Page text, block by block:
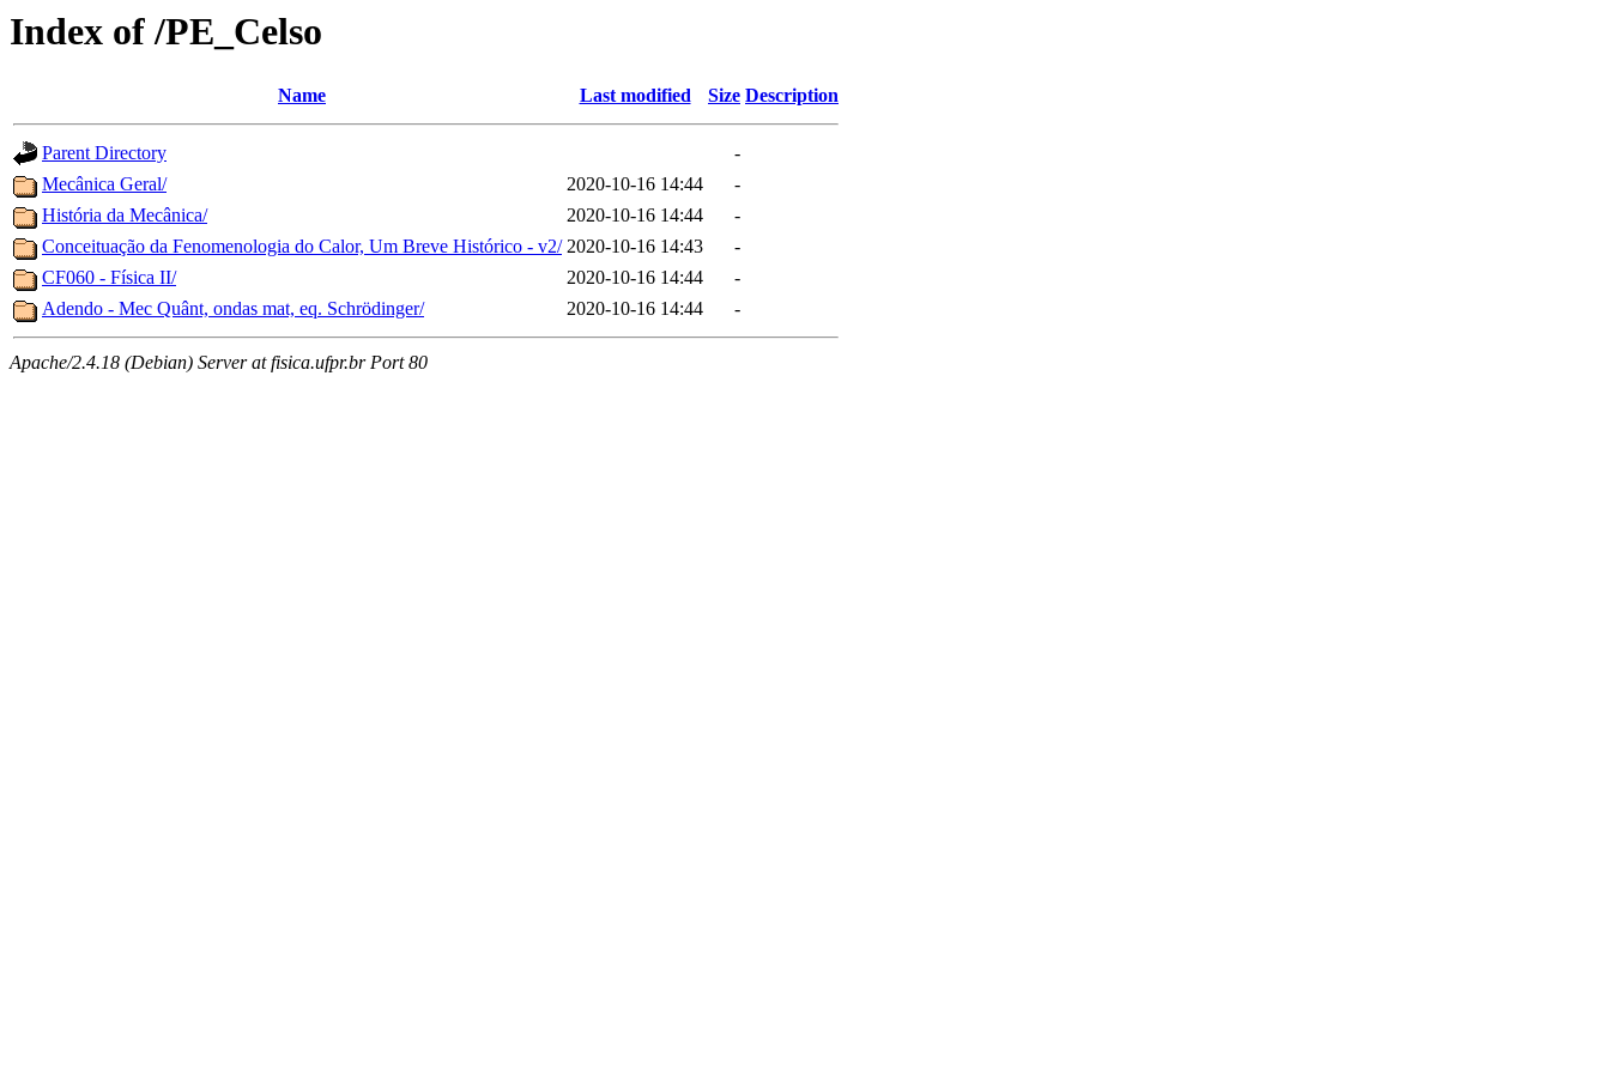
Index of /PE_Celso
Name Last modified Size Description
Parent Directory
-
Mecânica Geral/
2020-10-16 14:44
-
História da Mecânica/
2020-10-16 14:44
-
Conceituação da Fenomenologia do Calor, Um Breve Histórico - v2/ 2020-10-16 14:43
-
CF060 - Física II/
2020-10-16 14:44
-
Adendo - Mec Quânt, ondas mat, eq. Schrödinger/
2020-10-16 14:44 -
Apache/2.4.18 (Debian) Server at fisica.ufpr.br Port 80